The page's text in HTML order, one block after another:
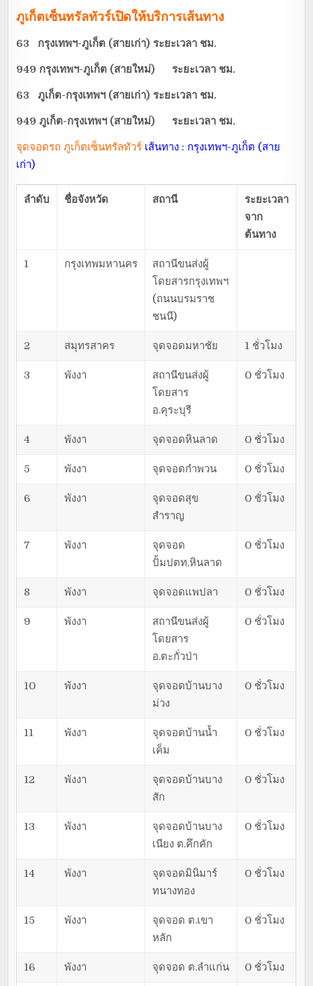
ภูเก็ตเซ็นทรัลทัวร์เปิดให้บริการเส้นทาง
63 กรุงเทพฯ-ภูเก็ต (สายเก่า) ระยะเวลา ชม.
949 กรุงเทพฯ-ภูเก็ต (สายใหม่) ระยะเวลา ชม.
63 ภูเก็ต-กรุงเทพฯ (สายเก่า) ระยะเวลา ชม.
949 ภูเก็ต-กรุงเทพฯ (สายใหม่) ระยะเวลา ชม.
จุดจอดรถ ภูเก็ตเซ็นทรัลทัวร์ เส้นทาง : กรุงเทพฯ-ภูเก็ต (สาย
เก่า)
ลำดับ ชื่อจังหวัด สถานี
ระยะเวลา
จาก
ต้นทาง
1 กรุงเทพมหานคร
สถานีขนส่งผู้
โดยสารกรุงเทพฯ
(ถนนบรมราช
ชนนี)
2 สมุทรสาคร จุดจอดมหาชัย 1 ชั่วโมง
3 พังงา
สถานีขนส่งผู้
โดยสาร
อ.คุระบุรี
0 ชั่วโมง
4 พังงา จุดจอดหินลาด 0 ชั่วโมง
5 พังงา จุดจอดกำพวน 0 ชั่วโมง
6 พังงา
จุดจอดสุข
สำราญ
0 ชั่วโมง
7 พังงา
จุดจอด
ปั้มปตท.หินลาด
0 ชั่วโมง
8 พังงา จุดจอดแพปลา 0 ชั่วโมง
9 พังงา
สถานีขนส่งผู้
โดยสาร
อ.ตะกั่วป่า
0 ชั่วโมง
10 พังงา
จุดจอดบ้านบาง
ม่วง
0 ชั่วโมง
11 พังงา
จุดจอดบ้านน้ำ
เค็ม
0 ชั่วโมง
12 พังงา
จุดจอดบ้านบาง
สัก
0 ชั่วโมง
13 พังงา
จุดจอดบ้านบาง
เนียง ต.คึกคัก
0 ชั่วโมง
14 พังงา
จุดจอดมินิมาร์
ทนางทอง
0 ชั่วโมง
15 พังงา
จุดจอด ต.เขา
หลัก
0 ชั่วโมง
16 พังงา จุดจอด ต.ลำแก่น 0 ชั่วโมง